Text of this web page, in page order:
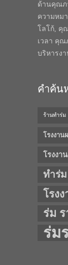
ด้านคุณภ
ความหม
โลโก้, คุ
เวลา คุณ
บริหารง
คำค้น
ร้านทำร่ม
โรงงาน
โรงงา
ทำร่ม
โรง
ร่ม
ร่ม